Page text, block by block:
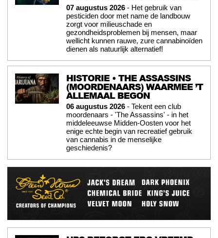
07 augustus 2026 - Het gebruik van
pesticiden door met name de landbouw
zorgt voor milieuschade en
gezondheidsproblemen bij mensen, maar
wellicht kunnen rauwe, zure cannabinoïden
dienen als natuurlijk alternatief!
HISTORIE • THE ASSASSINS
(MOORDENAARS) WAARMEE ’T
ALLEMAAL BEGON
06 augustus 2026 - Tekent een club
moordenaars - 'The Assassins' - in het
middeleeuwse Midden-Oosten voor het
enige echte begin van recreatief gebruik
van cannabis in de menselijke
geschiedenis?